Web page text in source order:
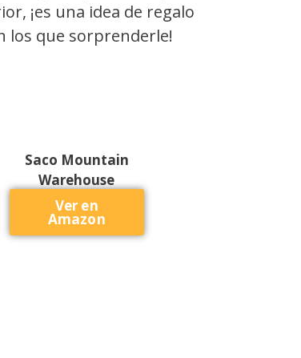
¡es una idea de regalo
los que sorprenderle!
Saco Mountain
Warehouse
Ver en
Amazon